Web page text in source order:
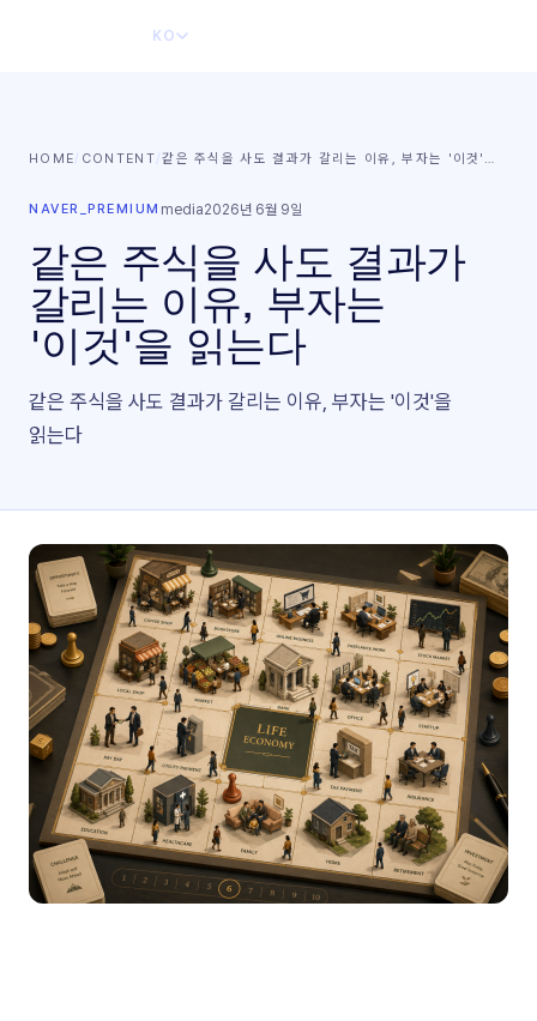
KO
HOME/ CONTENT/같은 주식을 사도 결과가 갈리는 이유, 부자는 '이것' …
NAVER_PREMIUM media2026년 6월 9일
같은 주식을 사도 결과가
갈리는 이유, 부자는
'이것'을 읽는다
같은 주식을 사도 결과가 갈리는 이유, 부자는 '이것'을
읽는다